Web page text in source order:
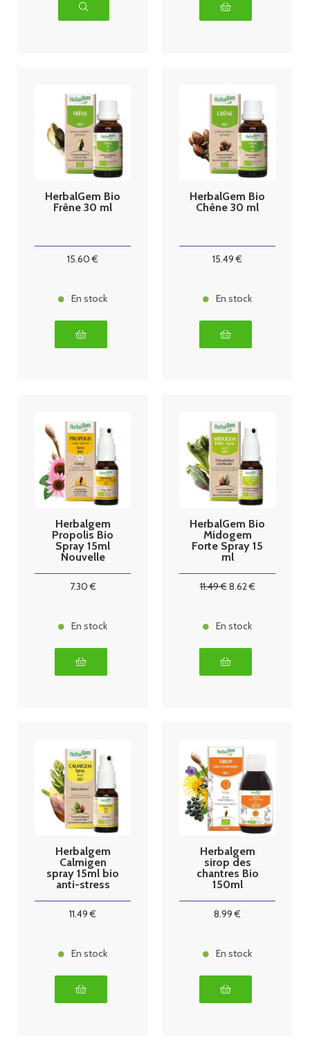
HerbalGem Bio
Frêne 30 ml
15.60 €
En stock
HerbalGem Bio
Chêne 30 ml
15.49 €
En stock
Herbalgem
Propolis Bio
Spray 15ml
Nouvelle
7.30€
En stock
HerbalGem Bio
Midogem
Forte Spray 15
ml
11.49€8.62€
En stock
Herbalgem
Calmigen
spray 15ml bio
anti-stress
11.49 €
En stock
Herbalgem
sirop des
chantres Bio
150ml
8.99 €
En stock